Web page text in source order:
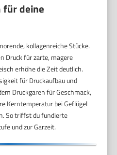
für deine
kollagenreiche Stücke.
Druck für zarte, magere
erhöhe die Zeit deutlich.
für Druckaufbau und
Druckgaren für Geschmack,
Kerntemperatur bei Geflügel
So triffst du fundierte
und zur Garzeit.